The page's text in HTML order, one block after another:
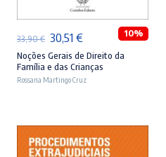
33,90€ O
preço
original
30,51 €O
preço
atual
10%
Noções Gerais de Direito da
Família e das Crianças
Rossana Martingo Cruz